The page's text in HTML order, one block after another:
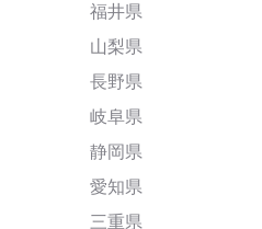
福井県
山梨県
長野県
岐阜県
静岡県
愛知県
三重県